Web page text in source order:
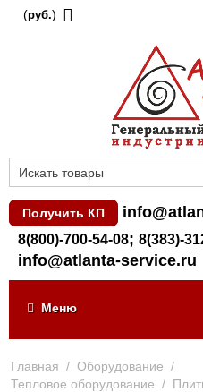
(руб.)
Получить КП
8(800)-700-54-08; 8(383)-
info@atlanta-service.ru
Меню
Главная / Оборудование /
Тепловое оборудование /